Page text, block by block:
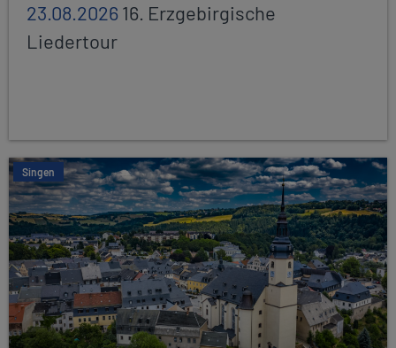
23.08.202616. Erzgebirgische
Liedertour
Singen